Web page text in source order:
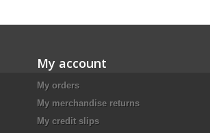
My account
My orders
My merchandise returns
My credit slips